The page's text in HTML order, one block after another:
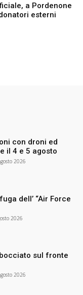
a Pordenone
esterni
con droni ed
il 4 e 5 agosto
2026
dell’ “Air Force
2026
sul fronte
2026